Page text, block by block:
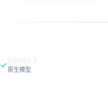
Gemini 3
原生模型